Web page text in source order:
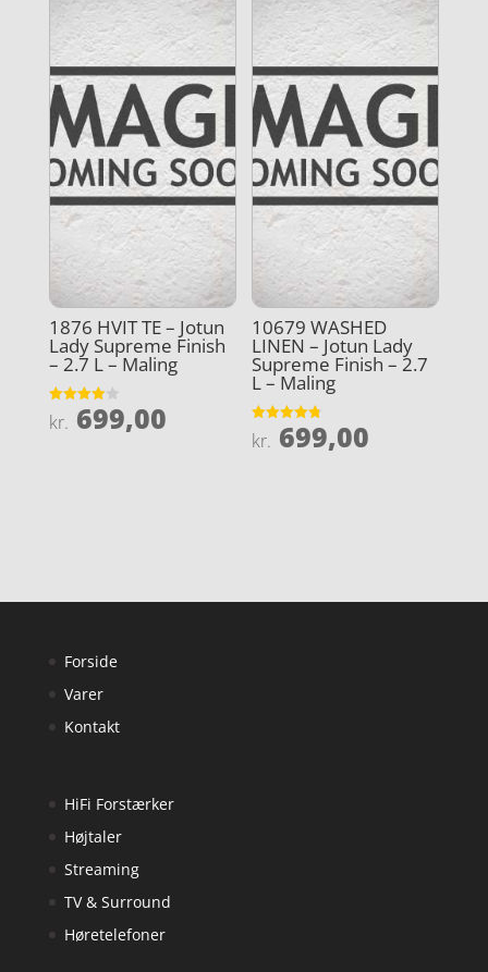
1876 HVIT TE – Jotun
Lady Supreme Finish
– 2.7 L – Maling
Vurderet
4
kr. 699,00
10679 WASHED
LINEN – Jotun Lady
Supreme Finish – 2.7
L – Maling
Vurderet
4.8
kr. 699,00
Forside
Varer
Kontakt
HiFi Forstærker
Højtaler
Streaming
TV & Surround
Høretelefoner